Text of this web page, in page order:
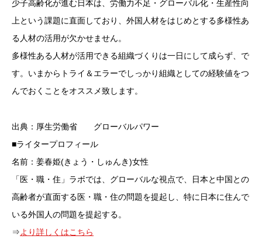
少子高齢化が進む日本は、労働力不足・グローバル化・生産性向
上という課題に直面しており、外国人材をはじめとする多様性あ
る人材の活用が欠かせません。
多様性ある人材が活用できる組織づくりは一日にして成らず、で
す。いまからトライ＆エラーでしっかり組織としての経験値をつ
んでおくことをオススメ致します。
出典：厚生労働省 グローバルパワー
■ライタープロフィール
名前：姜春姫(きょう・しゅんき)女性
「医・職・住」ラボでは、グローバルな視点で、日本と中国との
高齢者が直面する医・職・住の問題を提起し、特に日本に住んで
いる外国人の問題を提起する。
⇒より詳しくはこちら